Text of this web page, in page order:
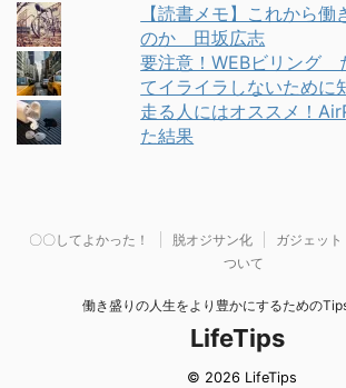
【読書メモ】これから
のか 田坂広志
要注意！WEBビリング
てイライラしないために
走る人にはオススメ！
た結果
〇〇してよかった！ 脱オジサン化 ガジェット
ついて
働き盛りの人生をより豊かにするための
LifeTips
© 2026 LifeTips